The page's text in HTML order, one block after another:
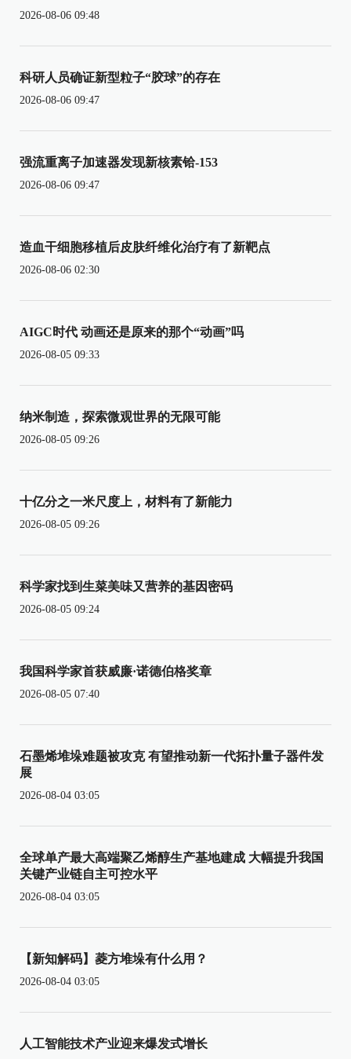
2026-08-06 09:48
科研人员确证新型粒子“胶球”的存在
2026-08-06 09:47
强流重离子加速器发现新核素铪-153
2026-08-06 09:47
造血干细胞移植后皮肤纤维化治疗有了新靶点
2026-08-06 02:30
AIGC时代 动画还是原来的那个“动画”吗
2026-08-05 09:33
纳米制造，探索微观世界的无限可能
2026-08-05 09:26
十亿分之一米尺度上，材料有了新能力
2026-08-05 09:26
科学家找到生菜美味又营养的基因密码
2026-08-05 09:24
我国科学家首获威廉·诺德伯格奖章
2026-08-05 07:40
石墨烯堆垛难题被攻克 有望推动新一代拓扑量子器件发
展
2026-08-04 03:05
全球单产最大高端聚乙烯醇生产基地建成 大幅提升我国
关键产业链自主可控水平
2026-08-04 03:05
【新知解码】菱方堆垛有什么用？
2026-08-04 03:05
人工智能技术产业迎来爆发式增长